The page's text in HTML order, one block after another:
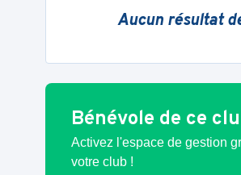
Aucun résultat
Bénévole de ce
Activez l'espace de gestion
votre club !